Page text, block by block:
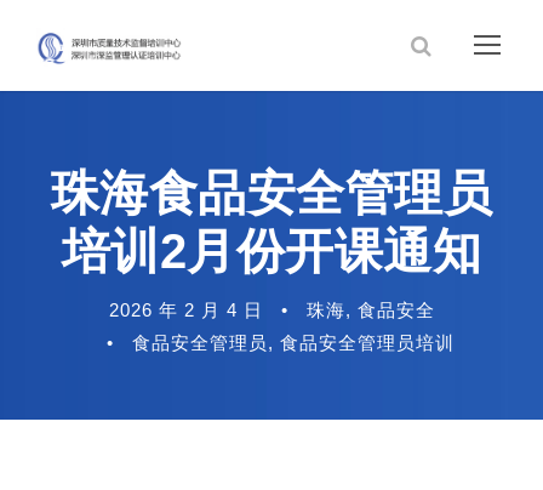
珠海食品安全管理员
培训2月份开课通知
2026 年 2 月 4 日 • 珠海, 食品安全
•
食品安全管理员, 食品安全管理员培训